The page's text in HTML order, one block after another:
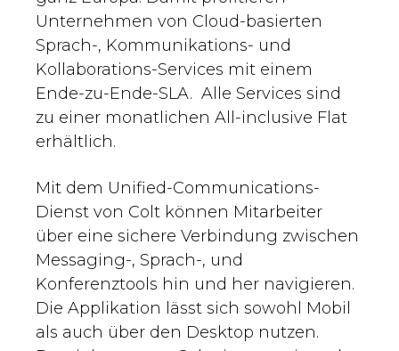
Unternehmen von Cloud-basierten
Sprach-, Kommunikations- und
Kollaborations-Services mit einem
Ende-zu-Ende-SLA. Alle Services sind
zu einer monatlichen All-inclusive Flat
erhältlich.
Mit dem Unified-Communications-
Dienst von Colt können Mitarbeiter
über eine sichere Verbindung zwischen
Messaging-, Sprach-, und
Konferenztools hin und her navigieren.
Die Applikation lässt sich sowohl Mobil
als auch über den Desktop nutzen.